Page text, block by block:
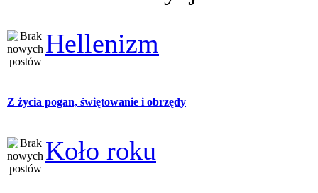
Hellenizm
Z życia pogan, świętowanie i obrzędy
Koło roku